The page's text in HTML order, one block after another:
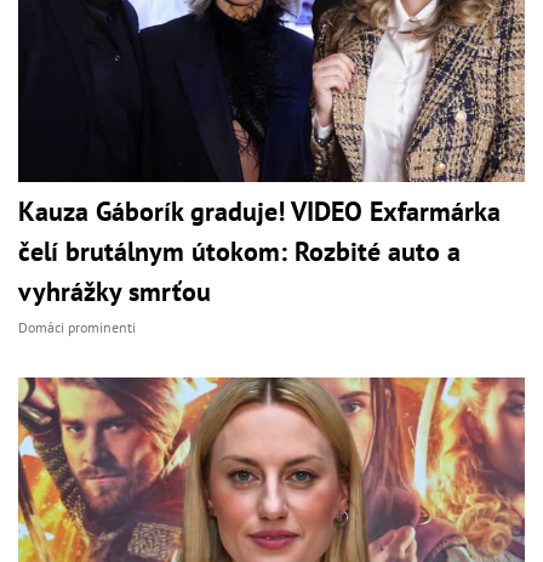
Kauza Gáborík graduje! VIDEO Exfarmárka
čelí brutálnym útokom: Rozbité auto a
vyhrážky smrťou
Domáci prominenti